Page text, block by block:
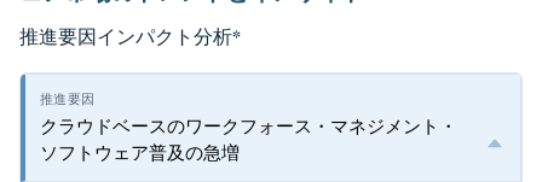
推進要因インパクト分析*
クラウドベースのワークフォース・マネジメント・
ソフトウェア普及の急増